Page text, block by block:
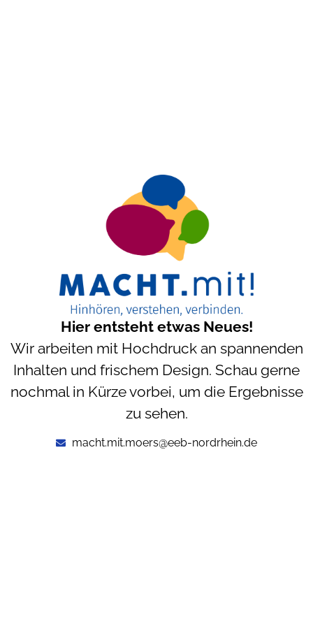
Hier entsteht etwas Neues!
Wir arbeiten mit Hochdruck an spannenden
Inhalten und frischem Design. Schau gerne
nochmal in Kürze vorbei, um die Ergebnisse
zu sehen.
macht.mit.moers@eeb-nordrhein.de